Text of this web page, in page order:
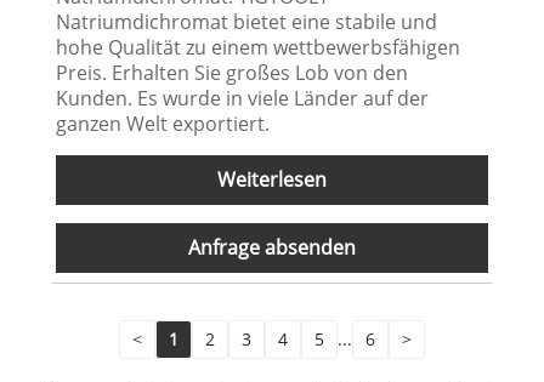
Natriumdichromat bietet eine stabile und
hohe Qualität zu einem wettbewerbsfähigen
Preis. Erhalten Sie großes Lob von den
Kunden. Es wurde in viele Länder auf der
ganzen Welt exportiert.
Weiterlesen
Anfrage absenden
< 1 2 3 4 5 ... 6 >